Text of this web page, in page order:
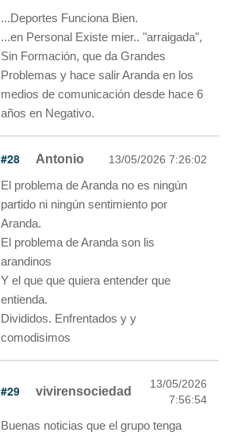
...Deportes Funciona Bien.
...en Personal Existe mier.. "arraigada",
Sin Formación, que da Grandes
Problemas y hace salir Aranda en los
medios de comunicación desde hace 6
años en Negativo.
#28 Antonio 13/05/2026 7:26:02
El problema de Aranda no es ningún
partido ni ningún sentimiento por
Aranda.
El problema de Aranda son lis
arandinos
Y el que que quiera entender que
entienda.
Divididos. Enfrentados y y
comodisimos
#29 vivirensociedad
13/05/2026
7:56:54
Buenas noticias que el grupo tenga